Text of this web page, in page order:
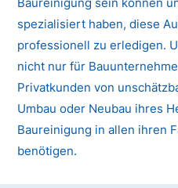
Baureinigung sein können
spezialisiert haben, diese
professionell zu erledigen.
nicht nur für
Privatkunden von
Umbau oder Neubau ihres
Baureinigung in allen ihren
benötigen.